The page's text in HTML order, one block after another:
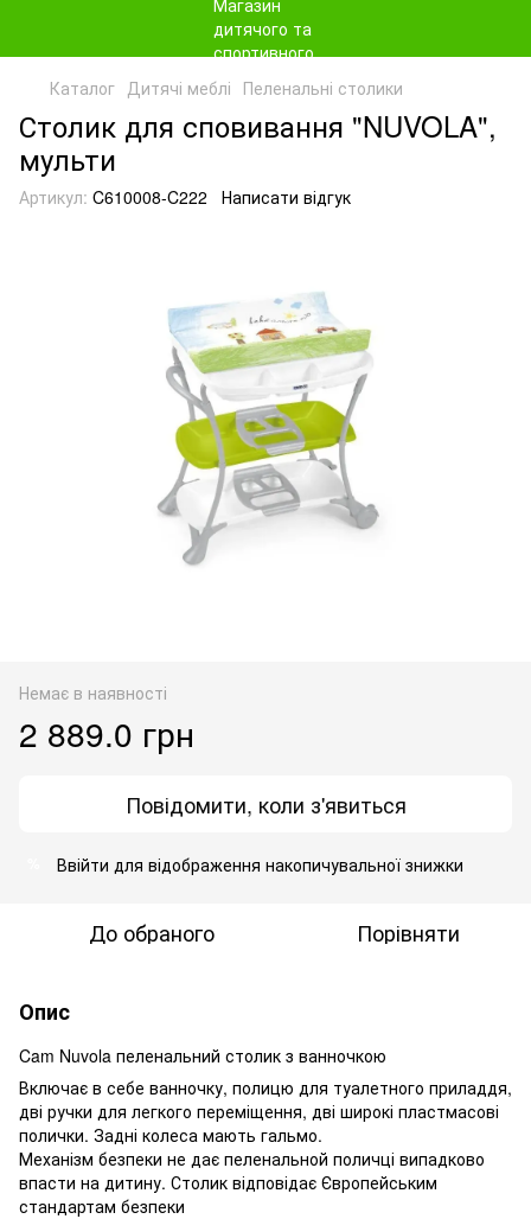
Каталог Дитячі меблі Пеленальні столики
Столик для сповивання "NUVOLA",
мульти
Артикул: C610008-C222 Написати відгук
Немає в наявності
2 889.0 грн
Повідомити, коли з'явиться
Ввійти для відображення накопичувальної знижки
До обраного Порівняти
Опис
Cam Nuvola пеленальний столик з ванночкою
Включає в себе ванночку, полицю для туалетного приладдя,
дві ручки для легкого переміщення, дві широкі пластмасові
полички. Задні колеса мають гальмо.
Механізм безпеки не дає пеленальной поличці випадково
впасти на дитину. Столик відповідає Європейським
стандартам безпеки